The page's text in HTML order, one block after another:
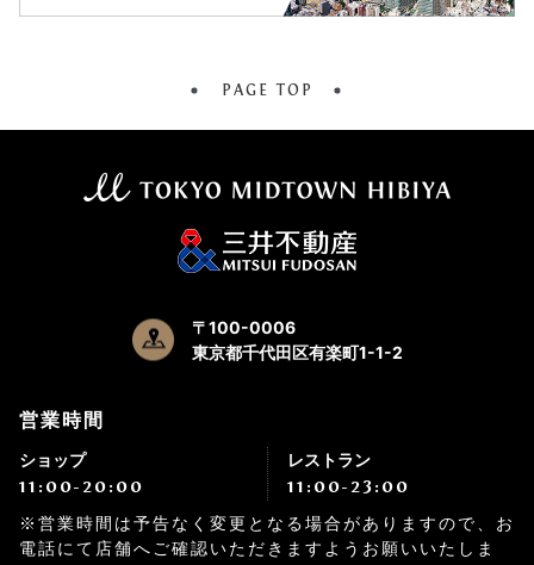
PAGE TOP
〒100-0006
東京都千代田区有楽町1-1-2
営業時間
ショップ
11:00-20:00
レストラン
11:00-23:00
※営業時間は予告なく変更となる場合がありますので、お
電話にて店舗へご確認いただきますようお願いいたしま